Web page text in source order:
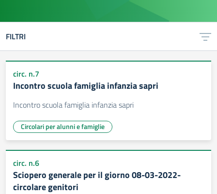
FILTRI
circ. n.7
Incontro scuola famiglia infanzia sapri
Incontro scuola famiglia infanzia sapri
Circolari per alunni e famiglie
circ. n.6
Sciopero generale per il giorno 08-03-2022-
circolare genitori